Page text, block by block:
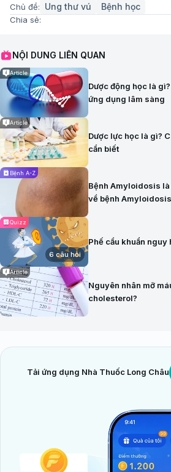
Chủ đề: Ung thư vú Bệnh học
Chia sẻ:
NỘI DUNG LIÊN QUAN
Article
Dược động học là
ứng dụng lâm sàng
Article
Dược lực học là gì?
cần biết
Bệnh A-Z
Bệnh Amyloidosis
về bệnh Amyloidosis
Quizz
6 câu hỏi
Phế cầu khuẩn nguy
Article
Nguyên nhân mỡ
cholesterol?
Tải ứng dụng Nhà Thuốc Long Châu